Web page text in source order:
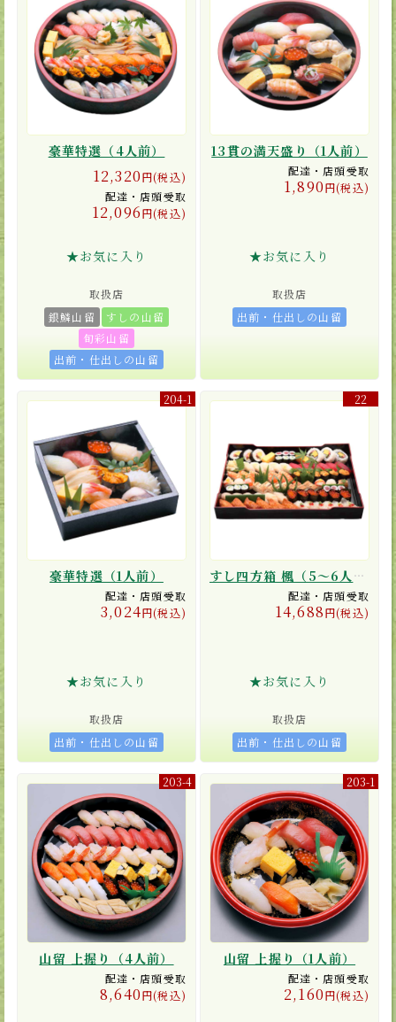
豪華特選（4人前）
12,320円(税込)
配達・店頭受取
12,096円(税込)
★お気に入り
取扱店
銀鱗山留
すしの山留
旬彩山留
出前・仕出しの山留
13貫の満天盛り（1人前）
配達・店頭受取
1,890円(税込)
★お気に入り
取扱店
出前・仕出しの山留
204-1
豪華特選（1人前）
配達・店頭受取
3,024円(税込)
★お気に入り
取扱店
出前・仕出しの山留
22
すし四方箱 楓（5〜6人前）
配達・店頭受取
14,688円(税込)
★お気に入り
取扱店
出前・仕出しの山留
203-4
山留 上握り（4人前）
配達・店頭受取
8,640円(税込)
203-1
山留 上握り（1人前）
配達・店頭受取
2,160円(税込)